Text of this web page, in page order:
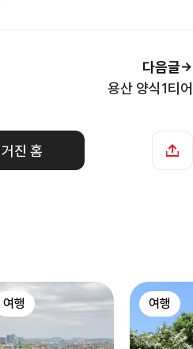
용산 양식1티어
다음글
진 홈
여행 여행